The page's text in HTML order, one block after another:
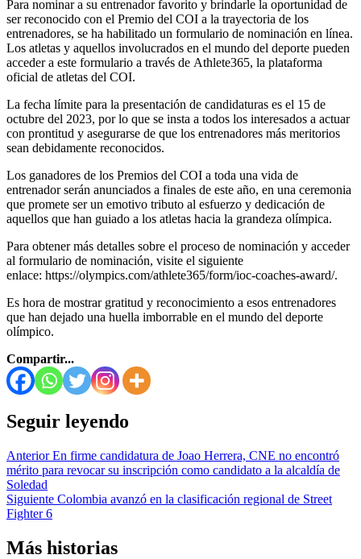
Para nominar a su entrenador favorito y brindarle la oportunidad de
ser reconocido con el Premio del COI a la trayectoria de los
entrenadores, se ha habilitado un formulario de nominación en línea.
Los atletas y aquellos involucrados en el mundo del deporte pueden
acceder a este formulario a través de Athlete365, la plataforma
oficial de atletas del COI.
La fecha límite para la presentación de candidaturas es el 15 de
octubre del 2023, por lo que se insta a todos los interesados a actuar
con prontitud y asegurarse de que los entrenadores más meritorios
sean debidamente reconocidos.
Los ganadores de los Premios del COI a toda una vida de
entrenador serán anunciados a finales de este año, en una ceremonia
que promete ser un emotivo tributo al esfuerzo y dedicación de
aquellos que han guiado a los atletas hacia la grandeza olímpica.
Para obtener más detalles sobre el proceso de nominación y acceder
al formulario de nominación, visite el siguiente
enlace: https://olympics.com/athlete365/form/ioc-coaches-award/.
Es hora de mostrar gratitud y reconocimiento a esos entrenadores
que han dejado una huella imborrable en el mundo del deporte
olímpico.
Compartir...
Seguir leyendo
AnteriorEn firme candidatura de Joao Herrera, CNE no encontró
mérito para revocar su inscripción como candidato a la alcaldía de
Soledad
Siguiente Colombia avanzó en la clasificación regional de Street
Fighter 6
Más historias